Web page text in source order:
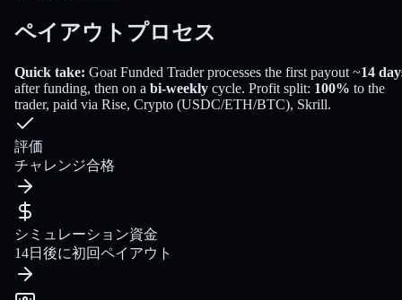
ペイアウトプロセス
Quick take: Goat Funded Traderprocesses the first payout ~14
after funding, then on a bi-weekly cycle. Profit split: 100% to the
trader, paid via Rise, Crypto (USDC/ETH/BTC), Skrill.
評価
チャレンジ合格
シミュレーション資金
14日後に初回ペイアウト